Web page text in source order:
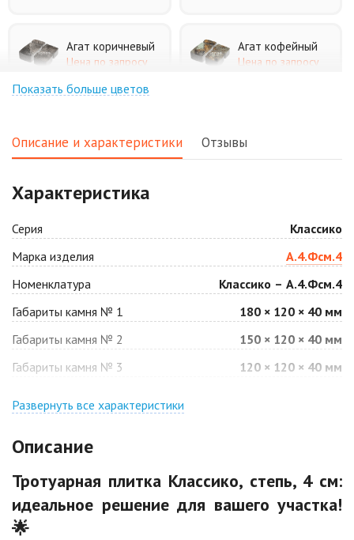
Агат коричневый
Цена по запросу
Агат кофейный
Цена по запросу
Цена по запросу
Антрацит
Цена по запросу
Арабская ночь
Цена по запросу
Барселона
Цена по запросу
Белая
Цена по запросу
Цена по запросу
Цена по запросу Цена по запросу
Показать больше цветов
Описание и характеристики Отзывы
Характеристика
Серия
Классико
Марка изделия
А.4.Фсм.4
Номенклатура
Классико – А.4.Фсм.4
Габариты камня № 1
180 × 120 × 40 мм
Габариты камня № 2
150 × 120 × 40 мм
Габариты камня № 3
120 × 120 × 40 мм
Развернуть все характеристики
Описание
Тротуарная плитка Классико, степь, 4 см:
идеальное решение для вашего участка!
🌟